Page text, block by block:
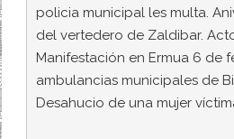
policia municipal les multa.
del vertedero de Zaldibar.
Manifestación en Ermua 6 de
ambulancias municipales de
Desahucio de una mujer